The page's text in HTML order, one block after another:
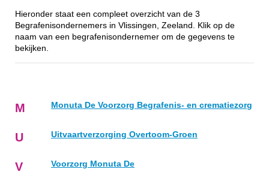
Hieronder staat een compleet overzicht van de 3
Begrafenisondernemers in Vlissingen, Zeeland. Klik op de
naam van een begrafenisondernemer om de gegevens te
bekijken.
M Monuta De Voorzorg Begrafenis- en crematiezorg
U Uitvaartverzorging Overtoom-Groen
V Voorzorg Monuta De